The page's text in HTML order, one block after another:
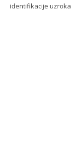
identifikacije